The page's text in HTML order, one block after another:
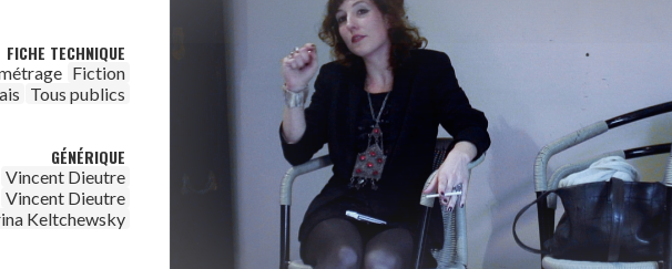
FICHE TECHNIQUE
Fiction
Tous publics
GÉNÉRIQUE
Vincent Dieutre
Vincent Dieutre
Keltchewsky